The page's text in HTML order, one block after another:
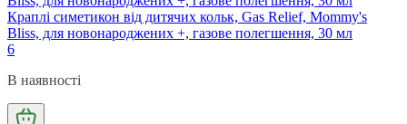
Краплі симетикон від дитячих кольк, Gas Relief, Mommy's
Bliss, для новонароджених +, газове полегшення, 30 мл
6
В наявності